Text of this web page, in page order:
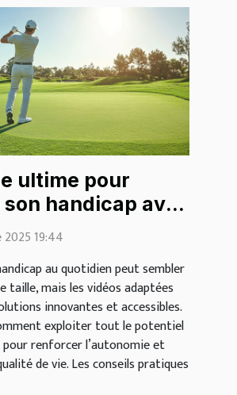
ultime pour
handicap avec
19:44
au quotidien peut sembler
taille, mais les vidéos adaptées
innovantes et accessibles.
exploiter tout le potentiel
renforcer l’autonomie et
de vie. Les conseils pratiques